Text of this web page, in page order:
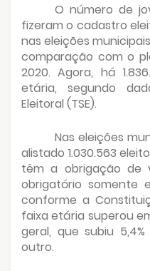
O número de
fizeram o cadastro
nas eleições
comparação com o
2020. Agora, há
etária, segundo
Eleitoral (TSE).
Nas eleições
alistado 1.030.563
têm a obrigação de
obrigatório somente
conforme a
faixa etária superou
geral, que subiu
outro.